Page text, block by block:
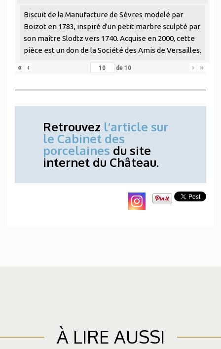
Biscuit de la Manufacture de Sèvres modelé par
Boizot en 1783, inspiré d'un petit marbre sculpté par
son maître Slodtz vers 1740. Acquise en 2000, cette
pièce est un don de la Société des Amis de Versailles.
« ‹ de 10 › »
Retrouvez l’article sur
le Cabinet des
porcelaines du site
internet du Château.
À LIRE AUSSI